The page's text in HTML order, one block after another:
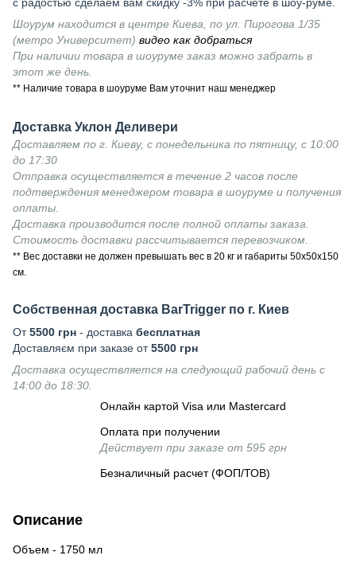
Шоурум находится в центре Киева, по ул. Пирогова 1/35
(метро Университет) видео как добраться
При наличии товара в шоуруме заказ можно забрать в
этот же день.
** Наличие товара в шоуруме Вам уточнит наш менеджер
Доставка Уклон Деливери
Доставляем по г. Киеву, с понедельника по пятницу, с 10:00
до 17:30
Отправка осуществляется в течение 2 часов после
подтверждения менеджером товара в шоуруме и получения
оплаты.
Доставка производится после полной оплаты заказа.
Стоимость доставки рассчитывается перевозчиком.
** Вес доставки не должен превышать вес в 20 кг и габариты 50х50х150
см.
Собственная доставка BarTrigger по г. Киев
От5500 грн - доставка бесплатная
Доставляєм при заказе от5500 грн
Доставка осуществляется на следующий рабочий день с
14:00 до 18:30.
Онлайн картой Visa или Mastercard
Оплата при получении
Действует при заказе от 595 грн
Безналичный расчет (ФОП/ТОВ)
Описание
Объем - 1750 мл